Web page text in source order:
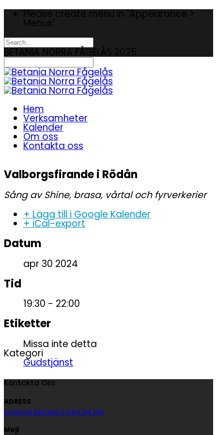
Please create menu in "Appearance >
Menus"
BETANIA NORRA FÅGELÅS 2025
Hem
Verksamheter
Kalender
Om oss
Kontakta oss
Valborgsfirande i Rödån
Sång av Shine, brasa, vårtal och fyrverkerier
+ Lägg till i Google Kalender
+ iCal-export
Datum
apr 30 2024
Tid
19:30 - 22:00
Etiketter
Missa inte detta
Kategori
Gudstjänst
Kontakta Oss
ADRESS
Linderyd Betania 1, 544 94 Hjo
Mejl